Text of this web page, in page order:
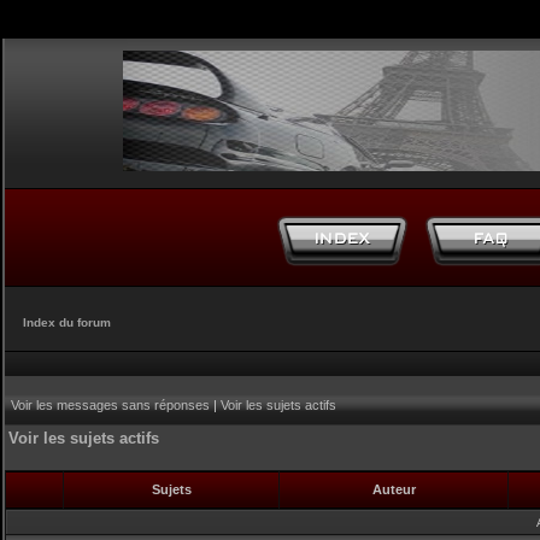
Index du forum
Voir les messages sans réponses|Voir les sujets actifs
Voir les sujets actifs
Sujets Auteur